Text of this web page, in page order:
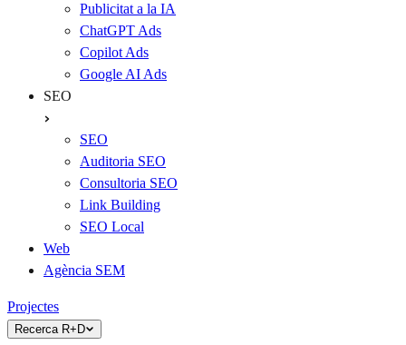
Publicitat a la IA
ChatGPT Ads
Copilot Ads
Google AI Ads
SEO
SEO
Auditoria SEO
Consultoria SEO
Link Building
SEO Local
Web
Agència SEM
Projectes
Recerca R+D